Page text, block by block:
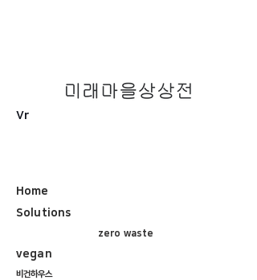
Vr
Home
Solutions
zero waste
vegan
비건하우스